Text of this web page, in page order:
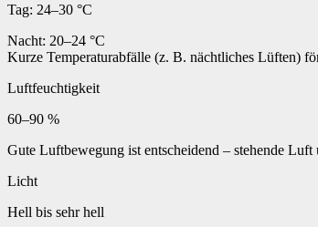
Tag: 24–30 °C
Nacht: 20–24 °C
Kurze Temperaturabfälle (z. B. nächtliches Lüften)
Luftfeuchtigkeit
60–90 %
Gute Luftbewegung ist entscheidend – stehende Luft
Licht
Hell bis sehr hell